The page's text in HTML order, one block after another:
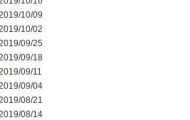
10/09
10/02
09/25
09/18
09/11
09/04
08/21
08/14